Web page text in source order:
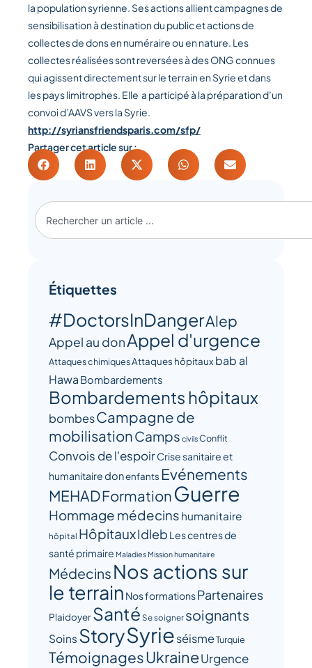
la population syrienne. Ses actions allient campagnes de
sensibilisation à destination du public et actions de
collectes de dons en numéraire ou en nature. Les
collectes réalisées sont reversées à des ONG connues
qui agissent directement sur le terrain en Syrie et dans
les pays limitrophes. Elle a participé à la préparation d’un
convoi d’AAVS vers la Syrie.
http://syriansfriendsparis.com/sfp/
Partager cet article sur :
Étiquettes
#DoctorsInDangerAlep
Appel au donAppel d'urgence
Attaques chimiquesAttaques hôpitaux bab al
Hawa Bombardements
Bombardements hôpitaux
bombesCampagne de
mobilisationCamps civilsConflit
Convois de l'espoirCrise sanitaire et
humanitairedonenfants Evénements
MEHADFormationGuerre
Hommage médecins humanitaire
hôpital HôpitauxIdleb Les centres de
santé primaire Maladies Mission humanitaire
Médecins Nos actions sur
le terrain Nos formationsPartenaires
PlaidoyerSanté Se soigner soignants
Soins StorySyrieséismeTurquie
TémoignagesUkraineUrgence